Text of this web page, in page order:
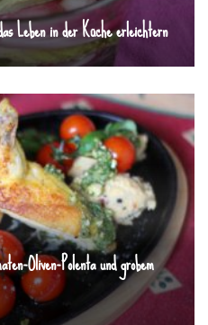
Leben in der Küche erleichtern
Oliven-Polenta und grobem